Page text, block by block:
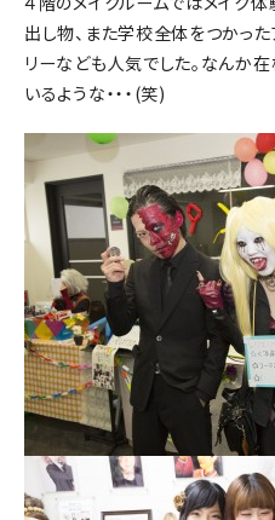
出し物、また学校全体をつかっ
リーなども人気でした。なんか
いるような・・・(笑)